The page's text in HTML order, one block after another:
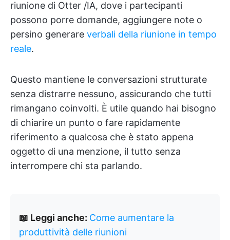
riunione di Otter /IA, dove i partecipanti
possono porre domande, aggiungere note o
persino generare verbali della riunione in tempo
reale.
Questo mantiene le conversazioni strutturate
senza distrarre nessuno, assicurando che tutti
rimangano coinvolti. È utile quando hai bisogno
di chiarire un punto o fare rapidamente
riferimento a qualcosa che è stato appena
oggetto di una menzione, il tutto senza
interrompere chi sta parlando.
📖 Leggi anche: Come aumentare la
produttività delle riunioni